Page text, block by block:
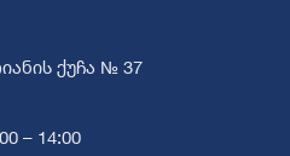
ქუჩა № 37
– 14:00